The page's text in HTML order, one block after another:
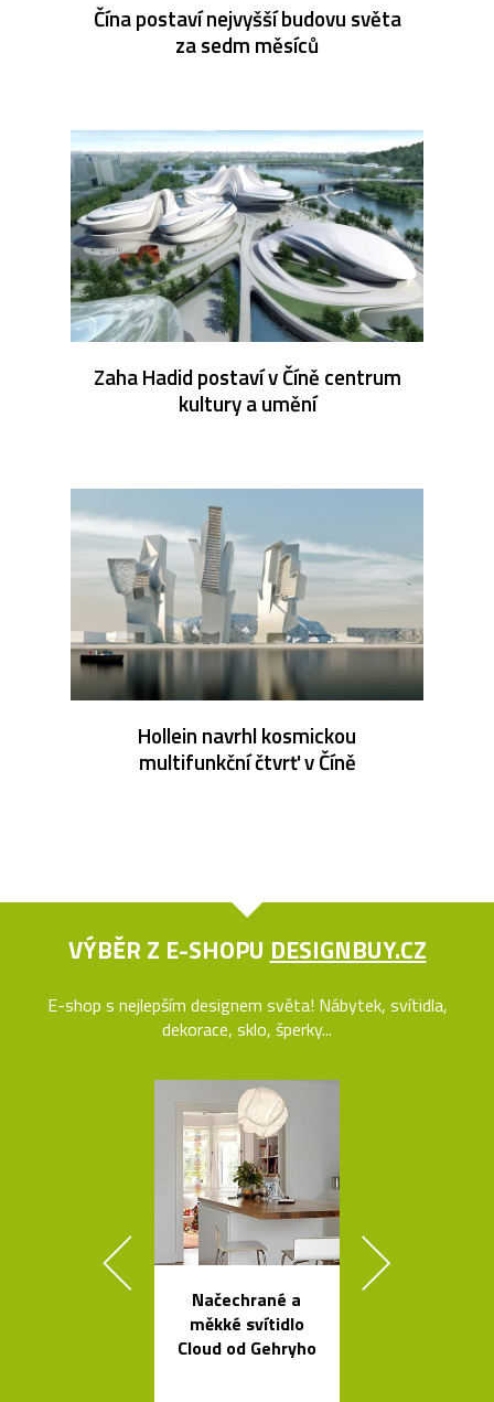
Čína postaví nejvyšší budovu světa
za sedm měsíců
Zaha Hadid postaví v Číně centrum
kultury a umění
Hollein navrhl kosmickou
multifunkční čtvrť v Číně
VÝBĚR Z E-SHOPU DESIGNBUY.CZ
E-shop s nejlepším designem světa! Nábytek, svítidla,
dekorace, sklo, šperky...
Načechrané a
měkké svítidlo
Cloud od Gehryho